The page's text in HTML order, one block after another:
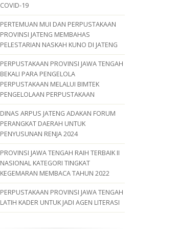
COVID-19
PERTEMUAN MUI DAN PERPUSTAKAAN
PROVINSI JATENG MEMBAHAS
PELESTARIAN NASKAH KUNO DI JATENG
PERPUSTAKAAN PROVINSI JAWA TENGAH
BEKALI PARA PENGELOLA
PERPUSTAKAAN MELALUI BIMTEK
PENGELOLAAN PERPUSTAKAAN
DINAS ARPUS JATENG ADAKAN FORUM
PERANGKAT DAERAH UNTUK
PENYUSUNAN RENJA 2024
PROVINSI JAWA TENGAH RAIH TERBAIK II
NASIONAL KATEGORI TINGKAT
KEGEMARAN MEMBACA TAHUN 2022
PERPUSTAKAAN PROVINSI JAWA TENGAH
LATIH KADER UNTUK JADI AGEN LITERASI